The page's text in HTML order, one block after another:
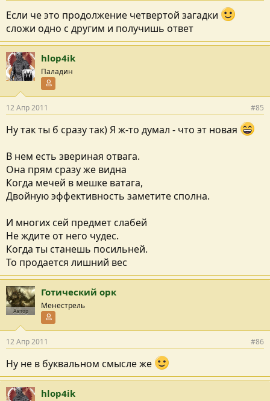
Если че это продолжение четвертой загадки
сложи одно с другим и получишь ответ
hlop4ik
Паладин
12 Апр 2011 #85
Ну так ты б сразу так) Я ж-то думал - что эт новая
В нем есть звериная отвага.
Она прям сразу же видна
Когда мечей в мешке ватага,
Двойную эффективность заметите сполна.
И многих сей предмет слабей
Не ждите от него чудес.
Когда ты станешь посильней.
То продается лишний вес
Автор
Готический орк
Менестрель
12 Апр 2011 #86
Ну не в буквальном смысле же
hlop4ik